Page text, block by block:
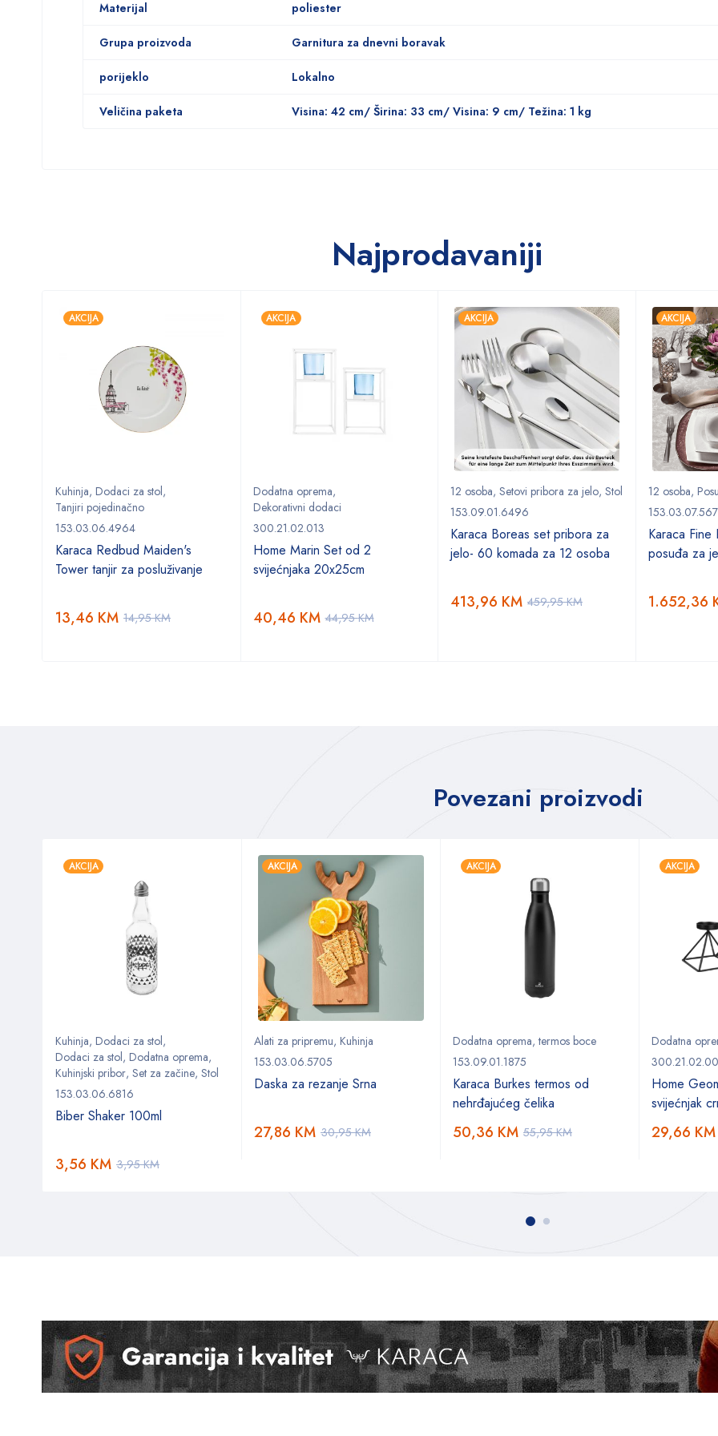
Materijal poliester
Grupa proizvoda Garnitura za dnevni boravak
porijeklo Lokalno
Veličina paketa Visina: 42 cm/ Širina: 33 cm/ Visina: 9 cm/ Težina: 1 kg
Najprodavaniji
AKCIJA
Kuhinja, Dodaci za stol,
Tanjiri pojedinačno
153.03.06.4964
Karaca Redbud Maiden's
Tower tanjir za posluživanje
14,95KM
13,46 KM
AKCIJA
Dodatna oprema,
Dekorativni dodaci
300.21.02.013
Home Marin Set od 2
svijećnjaka 20x25cm
44,95KM
40,46 KM
AKCIJA
12 osoba, Setovi pribora za jelo, Stol
153.09.01.6496
Karaca Boreas set pribora za
jelo- 60 komada za 12 osoba
459,95KM
413,96 KM
AKCIJA
12 osoba,
Karaca
posuđa za
1.652,36
Povezani proizvodi
AKCIJA
Kuhinja, Dodaci za stol,
Dodaci za stol, Dodatna oprema,
Kuhinjski pribor, Set za začine, Stol
153.03.06.6816
Biber Shaker 100ml
3,95KM
3,56 KM
AKCIJA
Alati za pripremu, Kuhinja
153.03.06.5705
Daska za rezanje Srna
30,95KM
27,86 KM
AKCIJA
Dodatna oprema,termos boce
153.09.01.1875
Karaca Burkes termos od
nehrđajućeg čelika
55,95KM
50,36 KM
AKCIJA
Dodatna
Home
svijećnjak
29,66 KM